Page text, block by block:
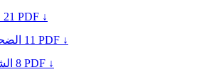
21 PDF ↓
11 PDF ↓
8 PDF ↓